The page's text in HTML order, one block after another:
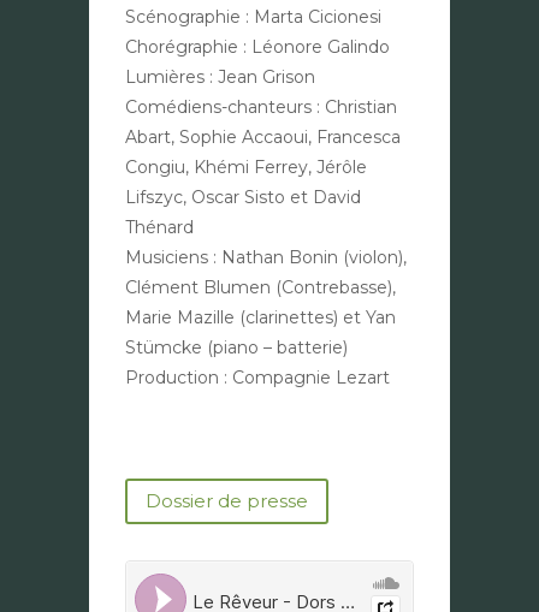
Scénographie : Marta Cicionesi
Chorégraphie : Léonore Galindo
Lumières : Jean Grison
Comédiens-chanteurs : Christian
Abart, Sophie Accaoui, Francesca
Congiu, Khémi Ferrey, Jérôle
Lifszyc, Oscar Sisto et David
Thénard
Musiciens : Nathan Bonin (violon),
Clément Blumen (Contrebasse),
Marie Mazille (clarinettes) et Yan
Stümcke (piano – batterie)
Production : Compagnie Lezart
Dossier de presse